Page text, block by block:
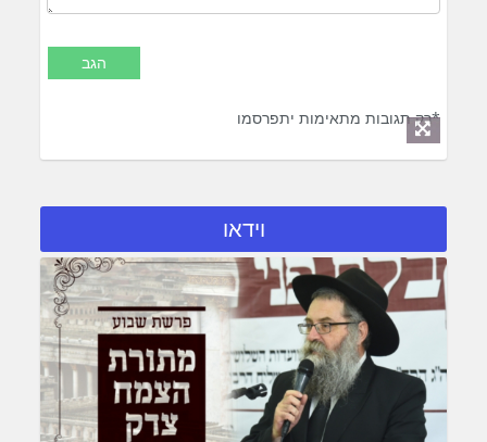
*רק תגובות מתאימות יתפרסמו
וידאו